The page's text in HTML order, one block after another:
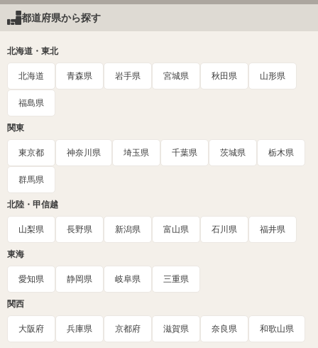
都道府県から探す
北海道・東北
北海道 青森県 岩手県 宮城県 秋田県 山形県
福島県
関東
東京都 神奈川県 埼玉県 千葉県 茨城県 栃木県
群馬県
北陸・甲信越
山梨県 長野県 新潟県 富山県 石川県 福井県
東海
愛知県 静岡県 岐阜県 三重県
関西
大阪府 兵庫県 京都府 滋賀県 奈良県 和歌山県